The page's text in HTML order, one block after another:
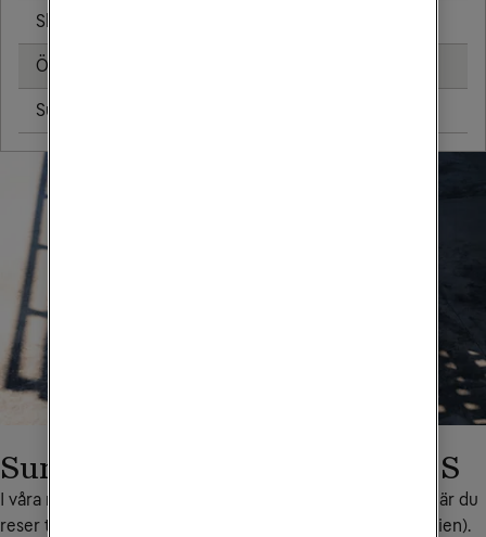
Skicka mms
Öppningsavgift
Surfa utan surfpaket
Surfpaket Europa inom EU/EES
I våra mobilabonnemang ingår hela eller en viss del surf när du
reser till ett annat EU/EES-land (inkl. Ukraina och Moldavien).